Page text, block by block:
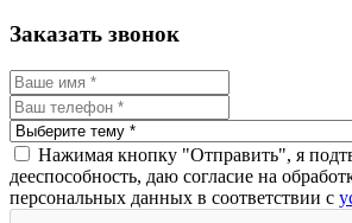
Заказать звонок
Нажимая кнопку "Отправить", я
дееспособность, даю согласие на
персональных данных в соответствии с